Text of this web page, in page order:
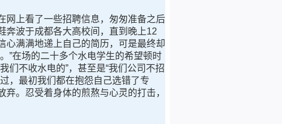
上看了一些招聘信息，匆匆准备之后
奔波于成都各大高校间，直到晚上12
心满满地递上自己的简历，可是最终却
”在场的二十多个水电学生的希望顿时
们不收水电的”，甚至是“我们公司不招
，最初我们都在抱怨自己选错了专
。忍受着身体的煎熬与心灵的打击，